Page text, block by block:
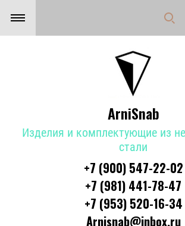
ArniSnab
Изделия и комплектующие из
стали
+7 (900) 547-22-02
+7 (981) 441-78-47
+7 (953) 520-16-34
Arnisnab@inbox.ru